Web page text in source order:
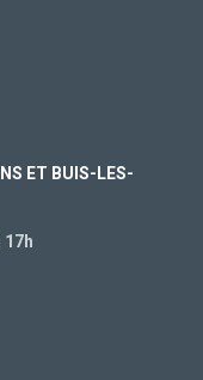
ET BUIS-LES-
17h